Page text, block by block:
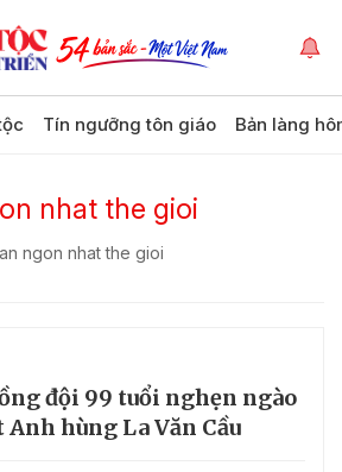
Tín ngưỡng tôn giáo Bản làng
nhat the gioi
ngon nhat the gioi
đội 99 tuổi nghẹn ngào
hùng La Văn Cầu